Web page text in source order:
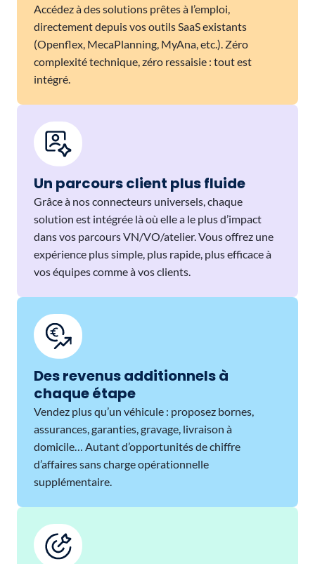
Accédez à des solutions prêtes à l’emploi,
directement depuis vos outils SaaS existants
(Openflex, MecaPlanning, MyAna, etc.). Zéro
complexité technique, zéro ressaisie : tout est
intégré.
Un parcours client plus fluide
Grâce à nos connecteurs universels, chaque
solution est intégrée là où elle a le plus d’impact
dans vos parcours VN/VO/atelier. Vous offrez une
expérience plus simple, plus rapide, plus efficace à
vos équipes comme à vos clients.
Des revenus additionnels à
chaque étape
Vendez plus qu’un véhicule : proposez bornes,
assurances, garanties, gravage, livraison à
domicile… Autant d’opportunités de chiffre
d’affaires sans charge opérationnelle
supplémentaire.